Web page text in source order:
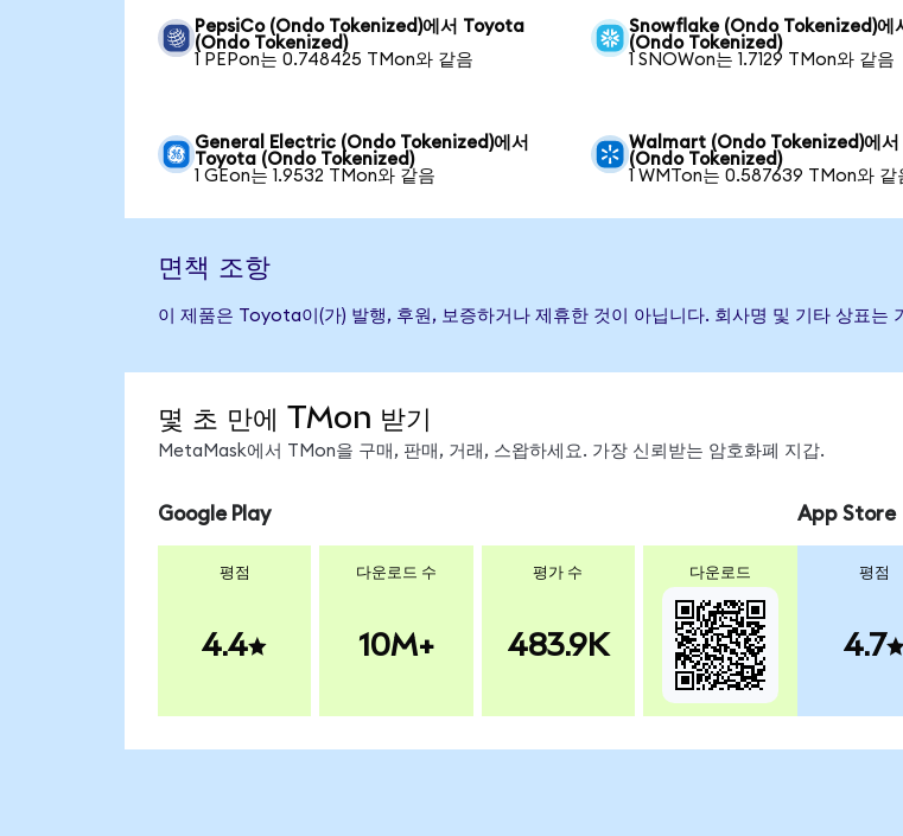
PepsiCo (Ondo Tokenized)에서 Toyota
(Ondo Tokenized)
1 PEPon는 0.748425 TMon와 같음
Snowflake (Ondo Tokenized)에
(Ondo Tokenized)
1 SNOWon는 1.7129 TMon와 같음
General Electric (Ondo Tokenized)에서
Toyota (Ondo Tokenized)
1 GEon는 1.9532 TMon와 같음
Walmart (Ondo Tokenized)에
(Ondo Tokenized)
1 WMTon는 0.587639 TMon와 같
면책 조항
이 제품은 Toyota이(가) 발행, 후원, 보증하거나 제휴한 것이 아닙니다. 회사명 및 기타 상표는
몇 초 만에 TMon 받기
MetaMask에서 TMon을 구매, 판매, 거래, 스왑하세요. 가장 신뢰받는 암호화폐 지갑.
Google Play
평점
4.4
다운로드 수
10M+
평가 수
483.9K
다운로드
App Store
평점
4.7